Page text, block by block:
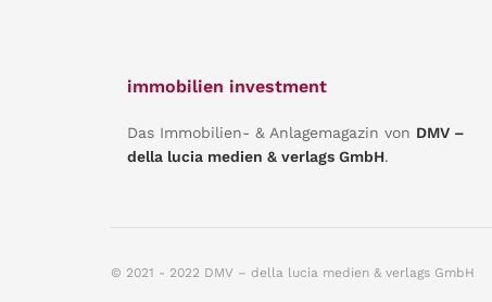
immobilien investment
Das Immobilien- & Anlagemagazin von DMV –
della lucia medien & verlags GmbH.
© 2021 - 2022 DMV – della lucia medien & verlags GmbH